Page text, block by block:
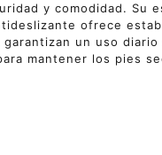
y comodidad. Su
ofrece
un uso diario
mantener los pies